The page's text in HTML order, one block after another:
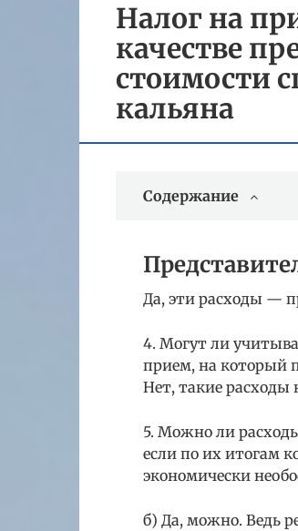
Налог на
качестве
стоимости
кальяна
Содержание
Да, эти расходы —
4. Могут ли
прием, на который
Нет, такие расходы
5. Можно ли расходы
если по их итогам
экономически
б) Да, можно. Ведь